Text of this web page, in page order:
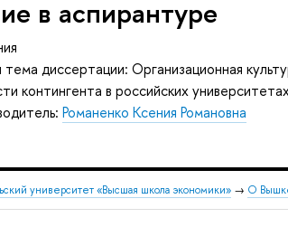
в аспирантуре
диссертации: Организационная
контингента в российских
Романенко Ксения Романовна
университет «Высшая школа экономики» → О